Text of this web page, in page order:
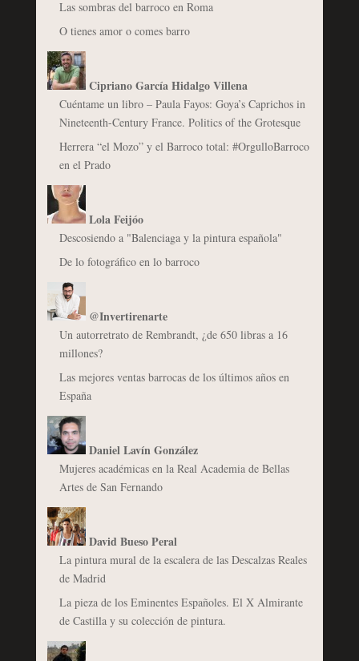
Las sombras del barroco en Roma
O tienes amor o comes barro
Cipriano García Hidalgo Villena
Cuéntame un libro – Paula Fayos: Goya’s Caprichos in
Nineteenth-Century France. Politics of the Grotesque
Herrera “el Mozo” y el Barroco total: #OrgulloBarroco
en el Prado
Lola Feijóo
Descosiendo a "Balenciaga y la pintura española"
De lo fotográfico en lo barroco
@Invertirenarte
Un autorretrato de Rembrandt, ¿de 650 libras a 16
millones?
Las mejores ventas barrocas de los últimos años en
España
Daniel Lavín González
Mujeres académicas en la Real Academia de Bellas
Artes de San Fernando
David Bueso Peral
La pintura mural de la escalera de las Descalzas Reales
de Madrid
La pieza de los Eminentes Españoles. El X Almirante
de Castilla y su colección de pintura.